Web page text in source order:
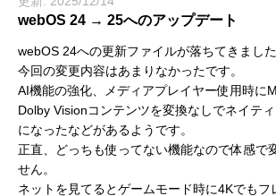
webOS 24 → 25へのアップデート
webOS 24への更新ファイルが落ちてきました
今回の変更内容はあまりなかったです。
AI機能の強化、メディアプレイヤー使用時に
Dolby Visionコンテンツを変換なしでネイテ
になったなどがあるようです。
正直、どっちも使ってない機能なので体感で
せん。
ネットを見てるとゲームモード時に4Kでも